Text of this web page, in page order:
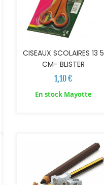
CISEAUX SCOLAIRES 13 5
CM- BLISTER
1,10 €
En stock Mayotte